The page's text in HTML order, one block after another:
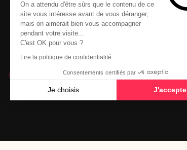
On a attendu d'être sûrs que le contenu de ce
site vous intéresse avant de vous déranger,
mais on aimerait bien vous accompagner
pendant votre visite...
C'est OK pour vous ?
Lire la politique de confidentialité
Consentements certifiés par
Je choisis J'accepte